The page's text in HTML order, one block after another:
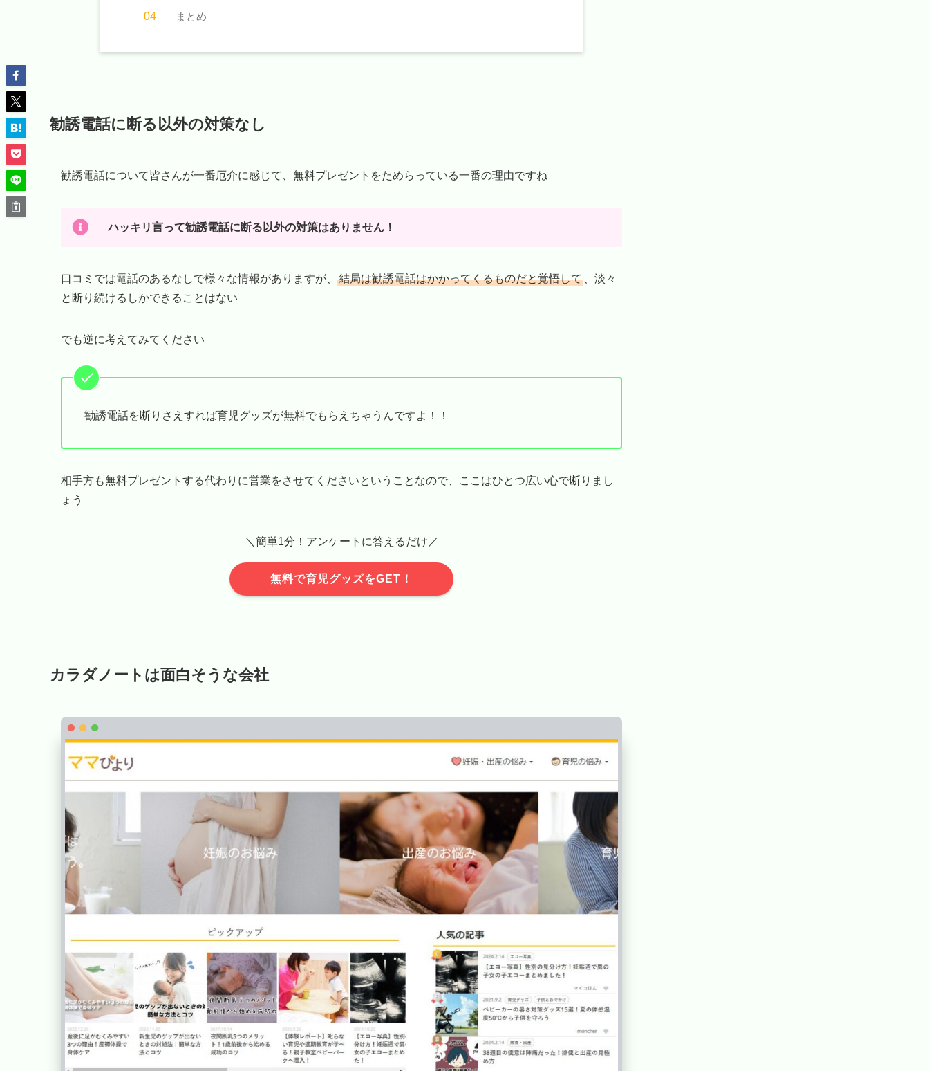
まとめ
勧誘電話に断る以外の対策なし
勧誘電話について皆さんが一番厄介に感じて、無料プレゼントをためらっている一番の理由ですね
ハッキリ言って勧誘電話に断る以外の対策はありません！
口コミでは電話のあるなしで様々な情報がありますが、 結局は勧誘電話はかかってくるものだと覚悟して
、淡々
と断り続けるしかできることはない
でも逆に考えてみてください
勧誘電話を断りさえすれば育児グッズが無料でもらえちゃうんですよ！！
相手方も無料プレゼントする代わりに営業をさせてくださいということなので、ここはひとつ広い心で断りまし
ょう
＼簡単1分！アンケートに答えるだけ／
無料で育児グッズをGET！
カラダノートは面白そうな会社